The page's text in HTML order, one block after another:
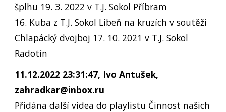
šplhu 19. 3. 2022 v T.J. Sokol Příbram
16. Kuba z T.J. Sokol Libeň na kruzích v soutěži
Chlapácký dvojboj 17. 10. 2021 v T.J. Sokol
Radotín
11.12.2022 23:31:47, Ivo Antušek,
zahradkar@inbox.ru
Přidána další videa do playlistu Činnost našich